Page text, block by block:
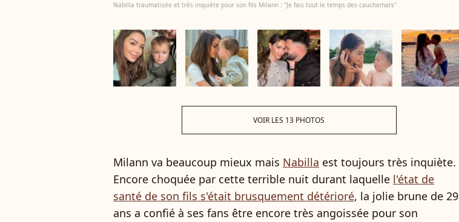
Nabilla traumatisée et très inquiète pour son fils Milann : "Je fais tout le temps des cauchemars"
VOIR LES 13 PHOTOS
Milann va beaucoup mieux mais Nabilla est toujours très inquiète.
Encore choquée par cette terrible nuit durant laquelle l'état de
santé de son fils s'était brusquement détérioré, la jolie brune de 29
ans a confié à ses fans être encore très angoissée pour son